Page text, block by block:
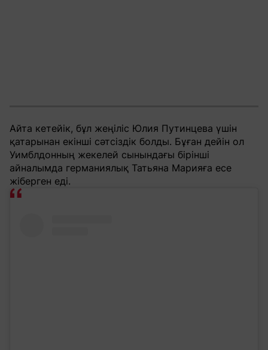
Айта кетейік, бұл жеңіліс Юлия Путинцева үшін
қатарынан екінші сәтсіздік болды. Бұған дейін ол
Уимблдонның жекелей сынындағы бірінші
айналымда германиялық Татьяна Марияға есе
жіберген еді.